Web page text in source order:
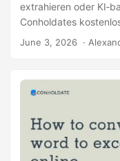
extrahieren oder
Conholdates
June 3, 2026 ·